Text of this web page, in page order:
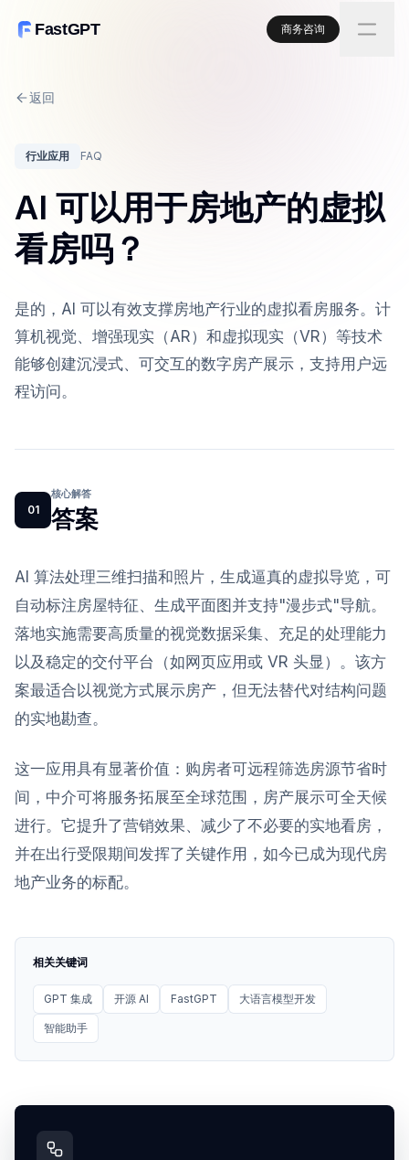
FastGPT 商务咨询
返回
行业应用 FAQ
AI 可以用于房地产的虚拟
看房吗？
是的，AI 可以有效支撑房地产行业的虚拟看房服务。计
算机视觉、增强现实（AR）和虚拟现实（VR）等技术
能够创建沉浸式、可交互的数字房产展示，支持用户远
程访问。
01
核心解答
答案
AI 算法处理三维扫描和照片，生成逼真的虚拟导览，可
自动标注房屋特征、生成平面图并支持"漫步式"导航。
落地实施需要高质量的视觉数据采集、充足的处理能力
以及稳定的交付平台（如网页应用或 VR 头显）。该方
案最适合以视觉方式展示房产，但无法替代对结构问题
的实地勘查。
这一应用具有显著价值：购房者可远程筛选房源节省时
间，中介可将服务拓展至全球范围，房产展示可全天候
进行。它提升了营销效果、减少了不必要的实地看房，
并在出行受限期间发挥了关键作用，如今已成为现代房
地产业务的标配。
相关关键词
GPT 集成 开源 AI FastGPT 大语言模型开发
智能助手